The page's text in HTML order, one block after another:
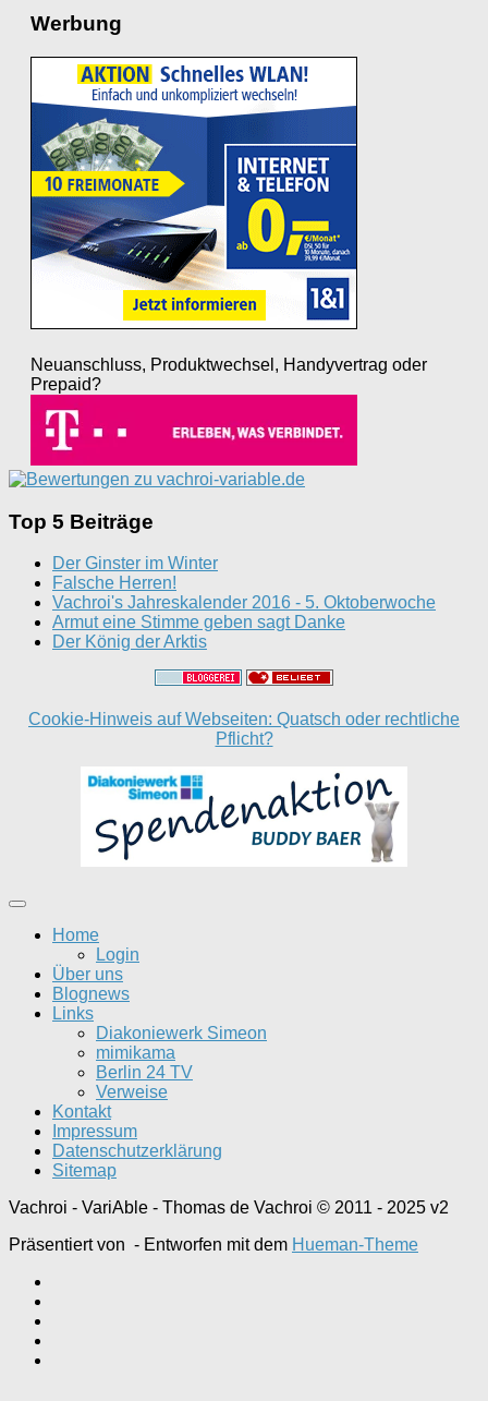
Werbung
Neuanschluss, Produktwechsel, Handyvertrag oder
Prepaid?
Top 5 Beiträge
Der Ginster im Winter
Falsche Herren!
Vachroi's Jahreskalender 2016 - 5. Oktoberwoche
Armut eine Stimme geben sagt Danke
Der König der Arktis
Cookie-Hinweis auf Webseiten: Quatsch oder rechtliche
Pflicht?
Home
Login
Über uns
Blognews
Links
Diakoniewerk Simeon
mimikama
Berlin 24 TV
Verweise
Kontakt
Impressum
Datenschutzerklärung
Sitemap
Vachroi - VariAble - Thomas de Vachroi © 2011 - 2025 v2
Präsentiert von - Entworfen mit dem Hueman-Theme